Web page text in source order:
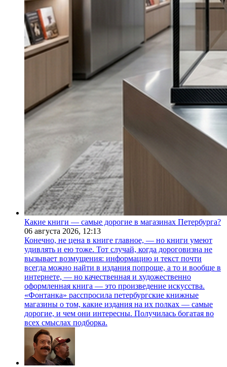
Какие книги — самые дорогие в магазинах Петербурга?
06 августа 2026, 12:13
Конечно, не цена в книге главное, — но книги умеют
удивлять и ею тоже. Тот случай, когда дороговизна не
вызывает возмущения: информацию и текст почти
всегда можно найти в издания попроще, а то и вообще в
интернете, — но качественная и художественно
оформленная книга — это произведение искусства.
«Фонтанка» расспросила петербургские книжные
магазины о том, какие издания на их полках — самые
дорогие, и чем они интересны. Получилась богатая во
всех смыслах подборка.